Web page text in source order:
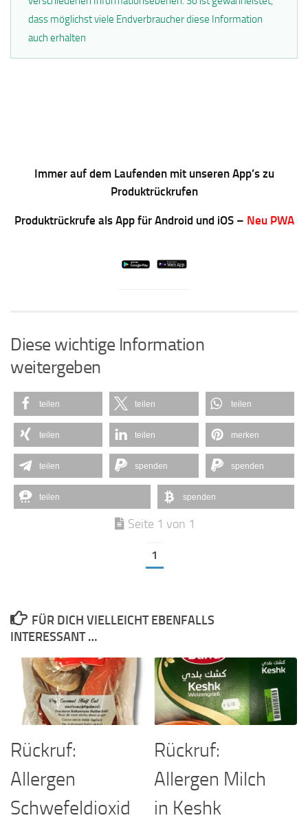
dass möglichst viele Endverbraucher diese Information
auch erhalten
Immer auf dem Laufenden mit unseren App’s zu
Produktrückrufen
Produktrückrufe als App für Android und iOS – Neu PWA
Diese wichtige Information
weitergeben
teilen teilen teilen
teilen teilen merken
teilen spenden spenden
teilen spenden
Seite 1 von 1
1
FÜR DICH VIELLEICHT EBENFALLS
INTERESSANT …
Rückruf:
Allergen
Schwefeldioxid
Rückruf:
Allergen Milch
in Keshk